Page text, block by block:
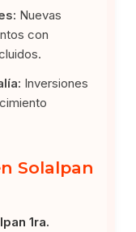
Nuevas
con
Inversiones
Solalpan
1ra.